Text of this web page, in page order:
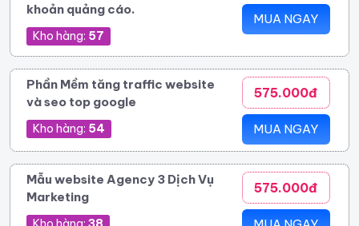
khoản quảng cáo.
Kho hàng: 57
MUA NGAY
Phần Mềm tăng traffic website
và seo top google
Kho hàng: 54
575.000đ
MUA NGAY
Mẫu website Agency 3 Dịch Vụ
Marketing
575.000đ